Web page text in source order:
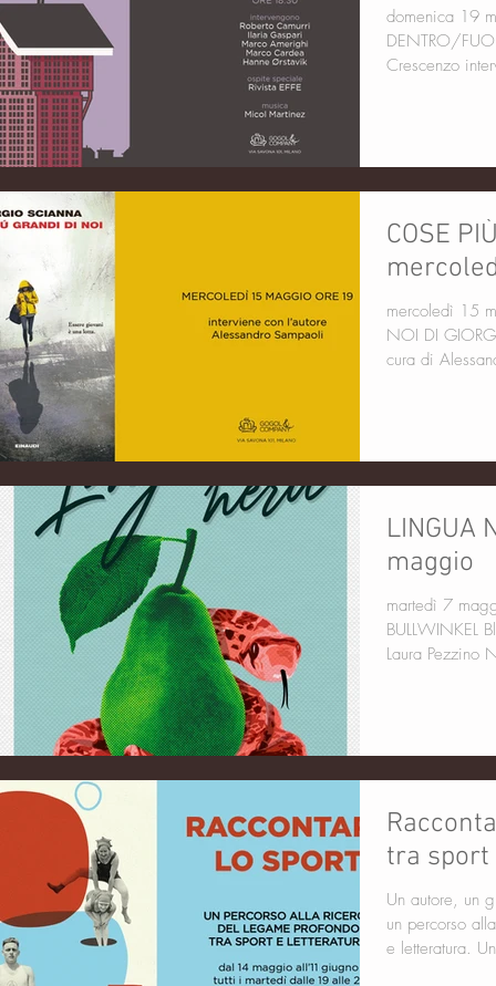
domenica 19
DENTRO/FUORI reading musicato a cura di
COSE
mercoledì 15 maggio ore
NOI DI GIORGIO
cura di
LINGUA
maggio
martedì 7 maggio ore 19
BULLWINKEL Black Coffee interviene con l'autrice
Laura Pezzino
tra
Un autore, un
un percorso
e letteratura.